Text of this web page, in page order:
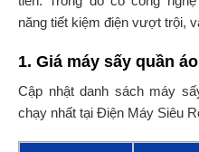
năng tiết kiệm điện vượt trội,
1. Giá máy sấy quần
Cập nhật danh sách máy
chạy nhất tại Điện Máy Siêu